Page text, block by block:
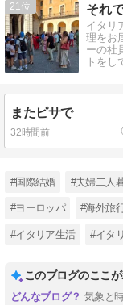
21
イタリ
理をお
ーの社
トをし
またピサで
32時間前
#国際結婚 #夫婦二人
#ヨーロッパ #海外旅
#イタリア生活 #イタ
このブログのここ
気象と